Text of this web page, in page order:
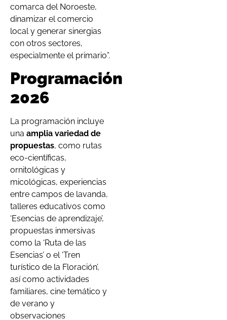
comarca del Noroeste,
dinamizar el comercio
local y generar sinergias
con otros sectores,
especialmente el primario”.
Programación
2026
La programación incluye
una amplia variedad de
propuestas, como rutas
eco-científicas,
ornitológicas y
micológicas, experiencias
entre campos de lavanda,
talleres educativos como
‘Esencias de aprendizaje’,
propuestas inmersivas
como la ‘Ruta de las
Esencias’ o el ‘Tren
turístico de la Floración’,
así como actividades
familiares, cine temático y
de verano y
observaciones